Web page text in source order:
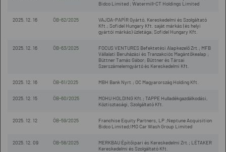
Bidco Limited ; Watermill-CT Holdings Limited
2025. 12. 16 ÖB-62/2025
VAJDA-PAPÍR Gyártó, Kereskedelmi és Szolgáltató
Kft.; Sofidel Hungary Kft. saját márkás (és helyi
gyártói márkás) üzletága; Sofidel Hungary Kft.
2025. 12. 16 ÖB-63/2025
FOCUS VENTURES Befektetési Alapkezelő Zrt.; MFB
Vállalati Beruházási és Tranzakciós Magántőkealap ;
Büttner Tamás Gábor; Büttner és Társai
Szerszámelemgyártó és Kereskedelmi Kft.
2025. 12. 16 ÖB-61/2025 MBH Bank Nyrt.; OC Magyarország Holding Kft.
2025. 12. 15 ÖB-60/2025
MOHU HOLDING Kft.; TAPPE Hulladékgazdálkodási,
Köztisztasági, Szolgáltató Kft.
2025. 12. 12 ÖB-59/2025
Franchise Equity Partners, LP ;Neptune Acquisition
Bidco Limited;IMO Car Wash Group Limited
2025. 12. 09 ÖB-58/2025
MERKBAU Építőipari és Kereskedelmi Zrt.; LÉTAKER
Kereskedelmi és Szolgáltató Kft.